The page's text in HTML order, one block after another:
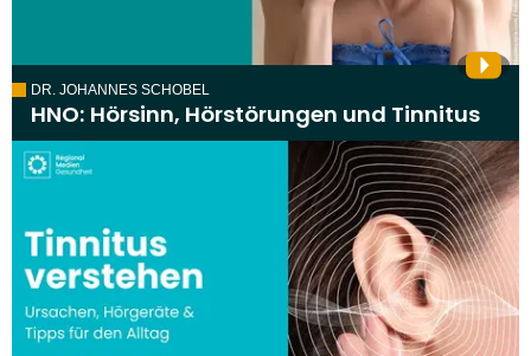
DR. JOHANNES SCHOBEL
HNO: Hörsinn, Hörstörungen und Tinnitus